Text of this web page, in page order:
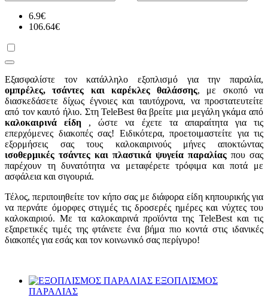
6.9€
106.64€
Εξασφαλίστε τον κατάλληλο εξοπλισμό για την παραλία,
ομπρέλες, τσάντες και καρέκλες θαλάσσης, με σκοπό να
διασκεδάσετε δίχως έγνοιες και ταυτόχρονα, να προστατευτείτε
από τον καυτό ήλιο. ΣτηTeleBest θα βρείτε μια μεγάλη γκάμα από
καλοκαιρινά είδη , ώστε να έχετε τα απαραίτητα για τις
επερχόμενες διακοπές σας! Ειδικότερα, προετοιμαστείτε για τις
εξορμήσεις σας τους καλοκαιρινούς μήνες αποκτώντας
ισοθερμικές τσάντες και πλαστικά ψυγεία παραλίας που σας
παρέχουν τη δυνατότητα να μεταφέρετε τρόφιμα και ποτά με
ασφάλεια και σιγουριά.
Τέλος, περιποιηθείτε τον κήπο σας με διάφορα είδη κηπουρικής για
να περνάτε όμορφες στιγμές τις δροσερές ημέρες και νύχτες του
καλοκαιριού. Με τα καλοκαιρινά προϊόντα της TeleBestκαι τις
εξαιρετικές τιμές της φτάνετε ένα βήμα πιο κοντά στις ιδανικές
διακοπές για εσάς και τον κοινωνικό σας περίγυρο!
ΕΞΟΠΛΙΣΜΟΣ
ΠΑΡΑΛΙΑΣ